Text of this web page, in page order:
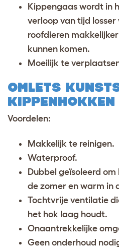
Kippengaas wordt in
verloop van tijd
roofdieren
kunnen komen.
Moeilijk te
OMLETS
KIPPENHOKKEN
Voordelen:
Makkelijk te reinigen.
Waterproof.
Dubbel geïsoleerd
de zomer en warm in
Tochtvrije ventilatie
het hok laag houdt.
Onaantrekkelijke
Geen onderhoud